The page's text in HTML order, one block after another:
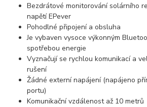
Bezdrátové monitorování solárního
napětí EPever
Pohodlné připojení a obsluha
Je vybaven vysoce výkonným
spotřebou energie
Vyznačují se rychlou komunikací a
rušení
Žádné externí napájení (napájeno
portu)
Komunikační vzdálenost až 10 metrů